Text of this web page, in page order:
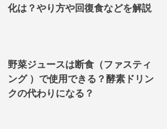
化は？やり方や回復食などを解説
野菜ジュースは断食（ファスティ
ング ）で使用できる？酵素ドリン
クの代わりになる？